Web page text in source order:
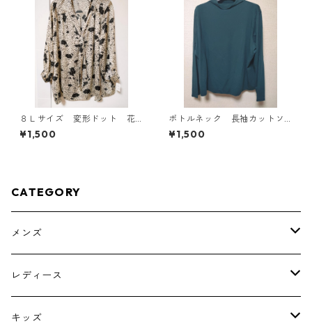
８Ｌサイズ 変形ドット 花
柄 ボウタイブラウス オフ
ホワイト KAE-4767
¥1,500
ボトルネック 長袖カットソ
ー ４Ｌ ティールグリー
ン KAE-4812
¥1,500
CATEGORY
メンズ
トップス
ボトムス
レディース
トップス
キッズ